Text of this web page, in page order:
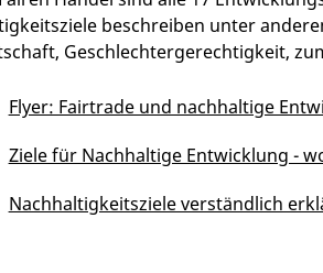
beschreiben unter
Geschlechtergerechtigkeit,
Flyer: Fairtrade und nachhaltige
Ziele für Nachhaltige Entwicklung -
Nachhaltigkeitsziele verständlich